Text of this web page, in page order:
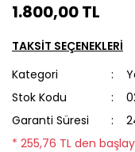
1.800,00 TL
TAKSİT SEÇENEKLERİ
Kategori
Stok Kodu
Garanti Süresi
* 255,76 TL den